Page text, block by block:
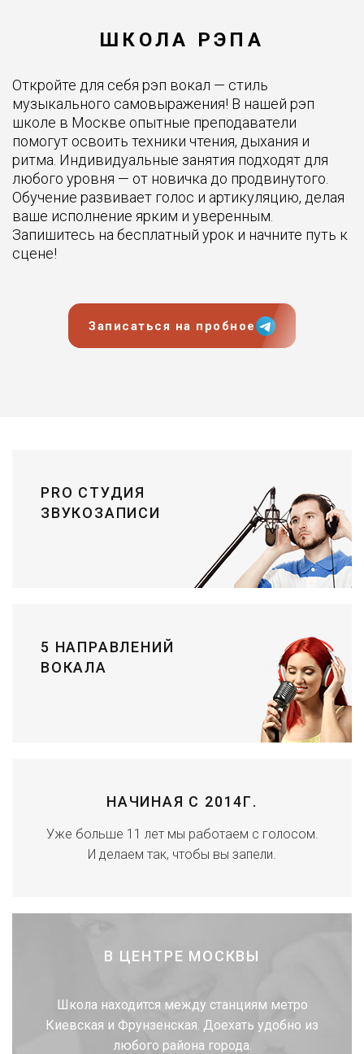
ШКОЛА РЭПА
Откройте для себя рэп вокал — стиль
музыкального самовыражения! В нашей рэп
школе в Москве опытные преподаватели
помогут освоить техники чтения, дыхания и
ритма. Индивидуальные занятия подходят для
любого уровня — от новичка до продвинутого.
Обучение развивает голос и артикуляцию, делая
ваше исполнение ярким и уверенным.
Запишитесь на бесплатный урок и начните путь к
сцене!
Записаться на пробное
PRO СТУДИЯ
ЗВУКОЗАПИСИ
5 НАПРАВЛЕНИЙ
ВОКАЛА
НАЧИНАЯ С 2014Г.
Уже больше 11 лет мы работаем с голосом.
И делаем так, чтобы вы запели.
В ЦЕНТРЕ МОСКВЫ
Школа находится между станциям метро
Киевская и Фрунзенская. Доехать удобно из
любого района города.